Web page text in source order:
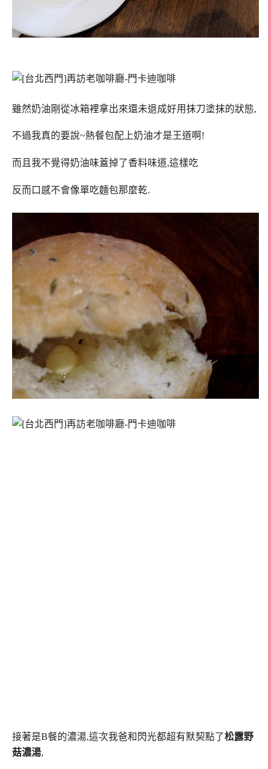
雖然奶油剛從冰箱裡拿出來還未退成好用抹刀塗抹的狀態,
不過我真的要說~熱餐包配上奶油才是王道啊!
而且我不覺得奶油味蓋掉了香料味道,這樣吃
反而口感不會像單吃麵包那麼乾.
接著是B餐的濃湯,這次我爸和閃光都超有默契點了松露野
菇濃湯,